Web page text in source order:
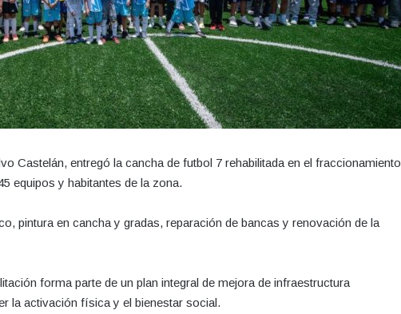
Castelán, entregó la cancha de futbol 7 rehabilitada en el fraccionamiento
equipos y habitantes de la zona.
pintura en cancha y gradas, reparación de bancas y renovación de la
forma parte de un plan integral de mejora de infraestructura
la activación física y el bienestar social.